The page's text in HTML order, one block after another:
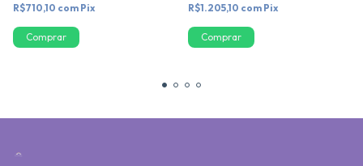
R$710,10 com Pix
Comprar
R$1.205,10 com Pix
Comprar